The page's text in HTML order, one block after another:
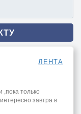
ЛЕНТА
только
завтра в